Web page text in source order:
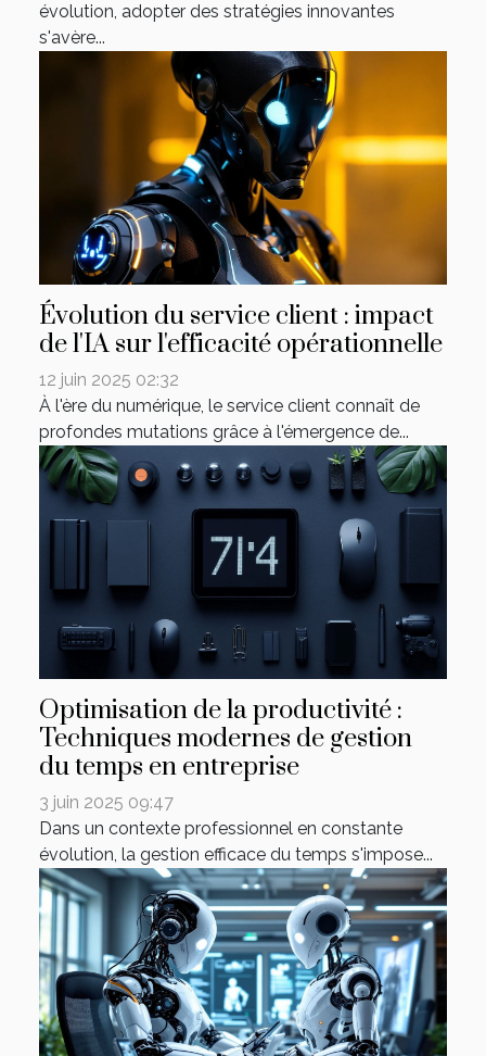
évolution, adopter des stratégies innovantes
s'avère...
Évolution du service client : impact
de l'IA sur l'efficacité opérationnelle
12 juin 2025 02:32
À l'ère du numérique, le service client connaît de
profondes mutations grâce à l'émergence de...
Optimisation de la productivité :
Techniques modernes de gestion
du temps en entreprise
3 juin 2025 09:47
Dans un contexte professionnel en constante
évolution, la gestion efficace du temps s'impose...